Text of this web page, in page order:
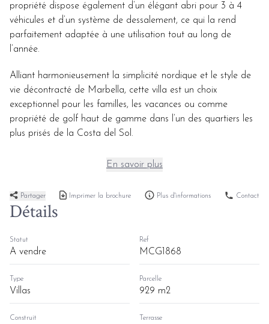
propriété dispose également d’un élégant abri pour 3 à 4
véhicules et d’un système de dessalement, ce qui la rend
parfaitement adaptée à une utilisation tout au long de
l’année.
Alliant harmonieusement la simplicité nordique et le style de
vie décontracté de Marbella, cette villa est un choix
exceptionnel pour les familles, les vacances ou comme
propriété de golf haut de gamme dans l’un des quartiers les
plus prisés de la Costa del Sol.
En savoir plus
Partager Imprimer la brochure Plus d'informations Contact
Détails
Statut
A vendre
Ref
MCG1868
Type
Villas
Parcelle
929 m2
Construit Terrasse